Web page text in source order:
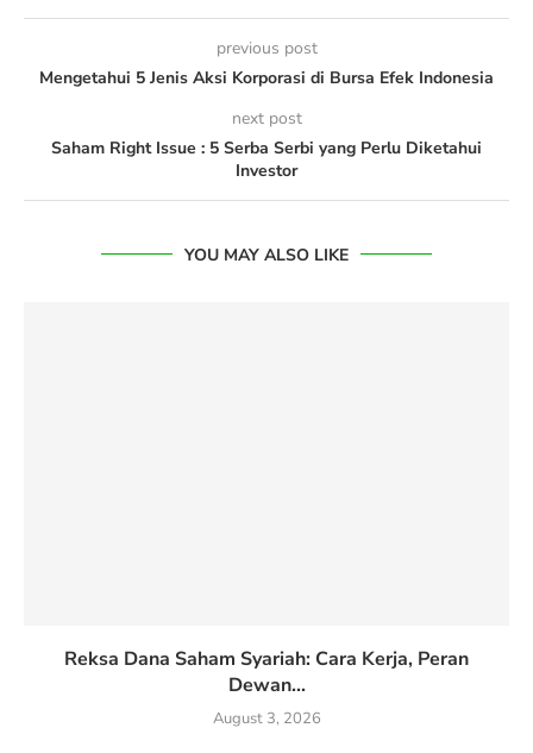
previous post
Mengetahui 5 Jenis Aksi Korporasi di Bursa Efek Indonesia
next post
Saham Right Issue : 5 Serba Serbi yang Perlu Diketahui
Investor
YOU MAY ALSO LIKE
Reksa Dana Saham Syariah: Cara Kerja, Peran
Dewan...
August 3, 2026